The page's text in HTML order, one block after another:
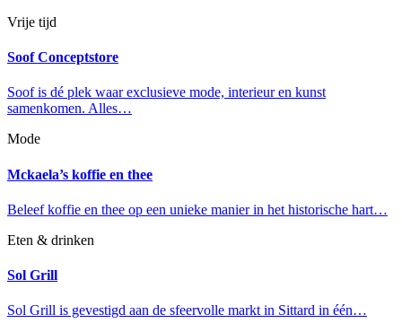
Vrije tijd
Soof Conceptstore
Soof is dé plek waar exclusieve mode, interieur en kunst
samenkomen. Alles…
Mode
Mckaela’s koffie en thee
Beleef koffie en thee op een unieke manier in het historische hart…
Eten & drinken
Sol Grill
Sol Grill is gevestigd aan de sfeervolle markt in Sittard in één…